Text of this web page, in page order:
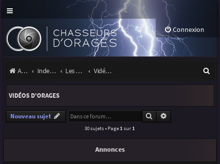
Connexion
Accueil Index du forum Les orages Vidéos d'orages
e
VIDÉOS D'ORAGES
Nouveau sujet Rechercher
30 sujets • Page 1 sur 1
Annonces